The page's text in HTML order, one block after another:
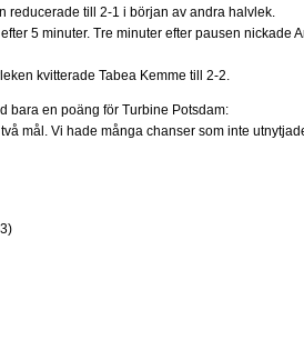
reducerade till 2-1 i början av andra halvlek.
5 minuter. Tre minuter efter pausen nickade
kvitterade Tabea Kemme till 2-2.
bara en poäng för Turbine Potsdam:
mål. Vi hade många chanser som inte